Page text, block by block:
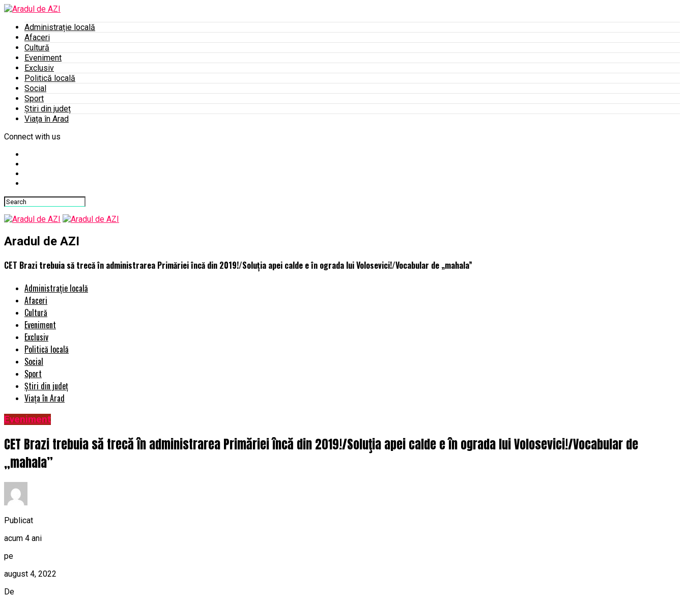
Administrație locală
Afaceri
Cultură
Eveniment
Exclusiv
Politică locală
Social
Sport
Știri din județ
Viața în Arad
Connect with us
Aradul de AZI
CET Brazi trebuia să trecă în administrarea Primăriei încă din 2019!/Soluţia apei calde e în ograda lui Volosevici!/Vocabular de „mahala”
Administrație locală
Afaceri
Cultură
Eveniment
Exclusiv
Politică locală
Social
Sport
Știri din județ
Viața în Arad
Eveniment
CET Brazi trebuia să trecă în administrarea Primăriei încă din 2019!/Soluţia apei calde e în ograda lui Volosevici!/Vocabular de
„mahala”
Publicat
acum 4 ani
pe
august 4, 2022
De